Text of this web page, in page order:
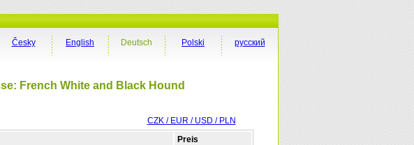
русский
Polski
Deutsch
English
Česky
French White and Black Hound
CZK / EUR / USD / PLN
Preis